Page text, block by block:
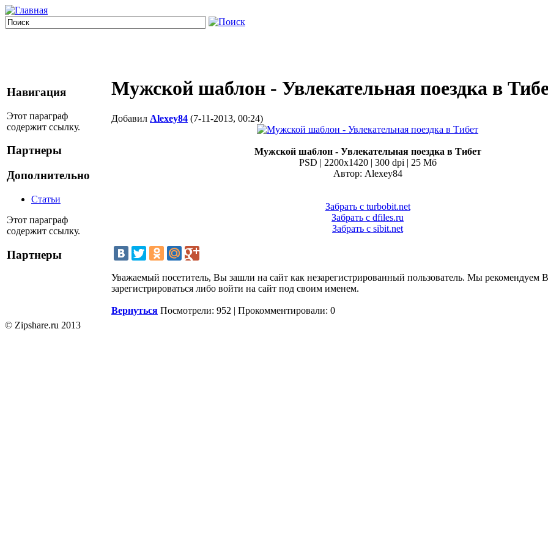
Навигация
Этот параграф
содержит ссылку.
Партнеры
Дополнительно
Статьи
Этот параграф
содержит ссылку.
Партнеры
Мужской шаблон - Увлекательная поездка в
Добавил Alexey84 (7-11-2013, 00:24)
Мужской шаблон - Увлекательная поездка в Тибет
PSD | 2200x1420 | 300 dpi | 25 Мб
Автор: Alexey84
Забрать с turbobit.net
Забрать с dfiles.ru
Забрать с sibit.net
Уважаемый посетитель, Вы зашли на сайт как незарегистрированный пользователь. Мы рекомендуем
зарегистрироваться либо войти на сайт под своим именем.
Вернуться Посмотрели: 952 | Прокомментировали: 0
© Zipshare.ru 2013